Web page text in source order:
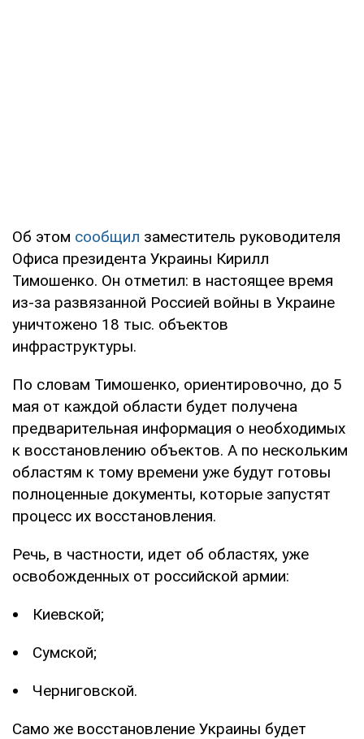
Об этом сообщил заместитель руководителя
Офиса президента Украины Кирилл
Тимошенко. Он отметил: в настоящее время
из-за развязанной Россией войны в Украине
уничтожено 18 тыс. объектов
инфраструктуры.
По словам Тимошенко, ориентировочно, до 5
мая от каждой области будет получена
предварительная информация о необходимых
к восстановлению объектов. А по нескольким
областям к тому времени уже будут готовы
полноценные документы, которые запустят
процесс их восстановления.
Речь, в частности, идет об областях, уже
освобожденных от российской армии:
Киевской;
Сумской;
Черниговской.
Само же восстановление Украины будет